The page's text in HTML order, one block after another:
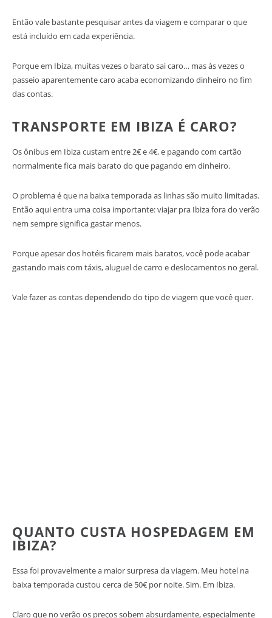
Então vale bastante pesquisar antes da viagem e comparar o que
está incluído em cada experiência.
Porque em Ibiza, muitas vezes o barato sai caro… mas às vezes o
passeio aparentemente caro acaba economizando dinheiro no fim
das contas.
TRANSPORTE EM IBIZA É CARO?
Os ônibus em Ibiza custam entre 2€ e 4€, e pagando com cartão
normalmente fica mais barato do que pagando em dinheiro.
O problema é que na baixa temporada as linhas são muito limitadas.
Então aqui entra uma coisa importante: viajar pra Ibiza fora do verão
nem sempre significa gastar menos.
Porque apesar dos hotéis ficarem mais baratos, você pode acabar
gastando mais com táxis, aluguel de carro e deslocamentos no geral.
Vale fazer as contas dependendo do tipo de viagem que você quer.
QUANTO CUSTA HOSPEDAGEM EM
IBIZA?
Essa foi provavelmente a maior surpresa da viagem. Meu hotel na
baixa temporada custou cerca de 50€ por noite. Sim. Em Ibiza.
Claro que no verão os preços sobem absurdamente, especialmente